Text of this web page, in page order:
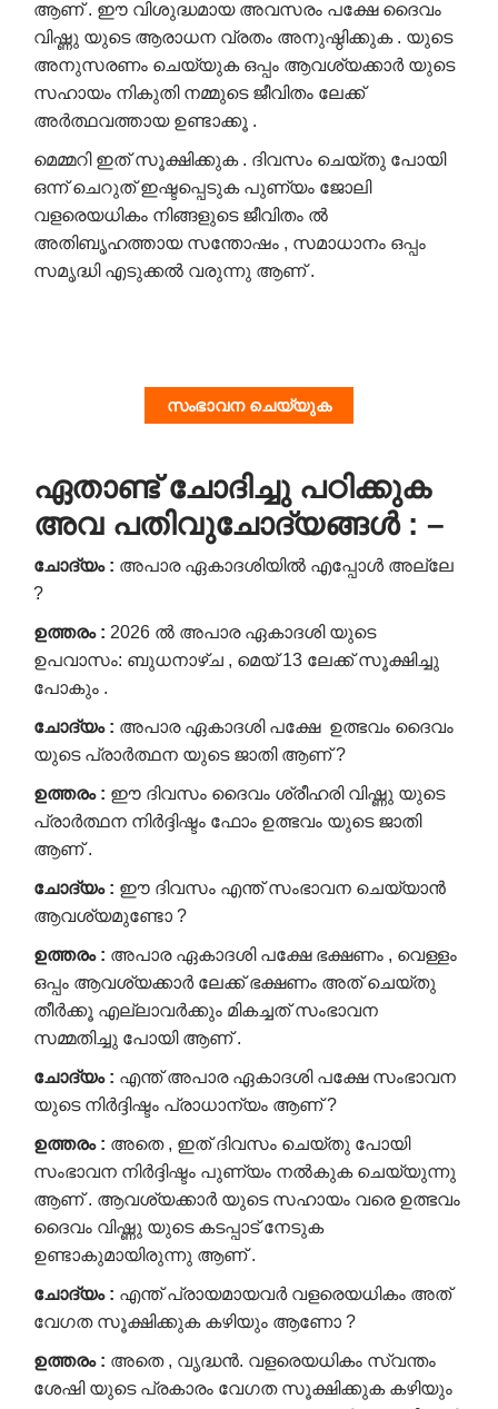
ആണ് . ഈ വിശുദ്ധമായ അവസരം പക്ഷേ ദൈവം
വിഷ്ണു യുടെ ആരാധന വ്രതം അനുഷ്ഠിക്കുക . യുടെ
അനുസരണം ചെയ്യുക ഒപ്പം ആവശ്യക്കാർ യുടെ
സഹായം നികുതി നമ്മുടെ ജീവിതം ലേക്ക്
അർത്ഥവത്തായ ഉണ്ടാക്കൂ .
മെമ്മറി ഇത് സൂക്ഷിക്കുക . ദിവസം ചെയ്തു പോയി
ഒന്ന് ചെറുത് ഇഷ്ടപ്പെടുക പുണ്യം ജോലി
വളരെയധികം നിങ്ങളുടെ ജീവിതം ൽ
അതിബൃഹത്തായ സന്തോഷം , സമാധാനം ഒപ്പം
സമൃദ്ധി എടുക്കൽ വരുന്നു ആണ് .
സംഭാവന ചെയ്യുക
ഏതാണ്ട് ചോദിച്ചു പഠിക്കുക
അവ പതിവുചോദ്യങ്ങൾ : –
ചോദ്യം : അപാര ഏകാദശിയിൽ​ എപ്പോൾ അല്ലേ
?
ഉത്തരം : 2026 ൽ​ അപാര ഏകാദശി യുടെ
ഉപവാസം: ബുധനാഴ്ച , മെയ് 13 ലേക്ക് സൂക്ഷിച്ചു
പോകും .
ചോദ്യം : അപാര ഏകാദശി പക്ഷേ ഉത്ഭവം ദൈവം
യുടെ പ്രാർത്ഥന യുടെ ജാതി ആണ് ?
ഉത്തരം : ഈ ദിവസം ദൈവം ശ്രീഹരി വിഷ്ണു യുടെ
പ്രാർത്ഥന നിർദ്ദിഷ്ടം ഫോം ഉത്ഭവം യുടെ ജാതി
ആണ് .
ചോദ്യം : ഈ ദിവസം എന്ത് സംഭാവന ചെയ്യാൻ
ആവശ്യമുണ്ടോ ?
ഉത്തരം : അപാര ഏകാദശി പക്ഷേ ഭക്ഷണം , വെള്ളം
ഒപ്പം ആവശ്യക്കാർ ലേക്ക് ഭക്ഷണം അത് ചെയ്തു
തീർക്കൂ എല്ലാവർക്കും മികച്ചത് സംഭാവന
സമ്മതിച്ചു പോയി ആണ് .
ചോദ്യം : എന്ത് അപാര ഏകാദശി പക്ഷേ സംഭാവന
യുടെ നിർദ്ദിഷ്ടം പ്രാധാന്യം ആണ് ?
ഉത്തരം : അതെ , ഇത് ദിവസം ചെയ്തു പോയി
സംഭാവന നിർദ്ദിഷ്ടം പുണ്യം നൽകുക ചെയ്യുന്നു
ആണ് . ആവശ്യക്കാർ യുടെ സഹായം വരെ ഉത്ഭവം
ദൈവം വിഷ്ണു യുടെ കടപ്പാട് നേടുക
ഉണ്ടാകുമായിരുന്നു ആണ് .
ചോദ്യം : എന്ത് പ്രായമായവർ വളരെയധികം അത്
വേഗത സൂക്ഷിക്കുക കഴിയും ആണോ ?
ഉത്തരം : അതെ , വൃദ്ധൻ. വളരെയധികം സ്വന്തം
ശേഷി യുടെ പ്രകാരം വേഗത സൂക്ഷിക്കുക കഴിയും